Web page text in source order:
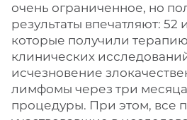
очень ограниченное, но
результаты впечатляют: 52
которые получили
клинических
исчезновение
лимфомы через три
процедуры. При этом, все